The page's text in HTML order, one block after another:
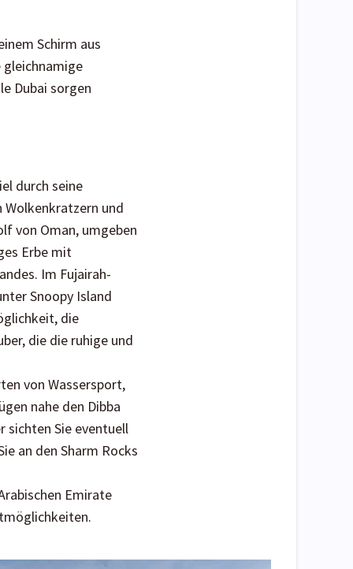
Schirm aus
gleichnamige
Dubai sorgen
durch seine
Wolkenkratzern und
von Oman, umgeben
Erbe mit
Im Fujairah-
Snoopy Island
die
die die ruhige und
von Wassersport,
nahe den Dibba
sichten Sie eventuell
an den Sharm Rocks
Emirate